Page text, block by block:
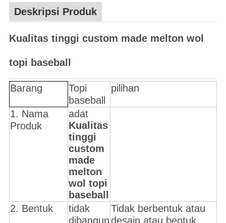
Deskripsi Produk
Kualitas tinggi custom made melton wol
topi baseball
Barang
Topi
baseball
pilihan
1. Nama
Produk
adat
Kualitas
tinggi
custom
made
melton
wol topi
baseball
2. Bentuk
tidak
dibangun
Tidak berbentuk atau
desain atau bentuk